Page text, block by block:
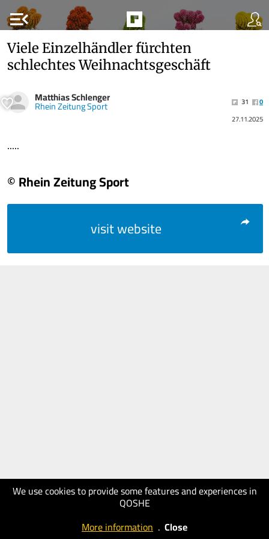
menu_open
We use cookies to provide some features and experiences in
QOSHE
More information . Close
Viele Einzelhändler fürchten
schlechtes Weihnachtsgeschäft
Matthias Schlenger
Rhein Zeitung Sport 31
0
27.11.2025
.....
© Rhein Zeitung Sport
visit website